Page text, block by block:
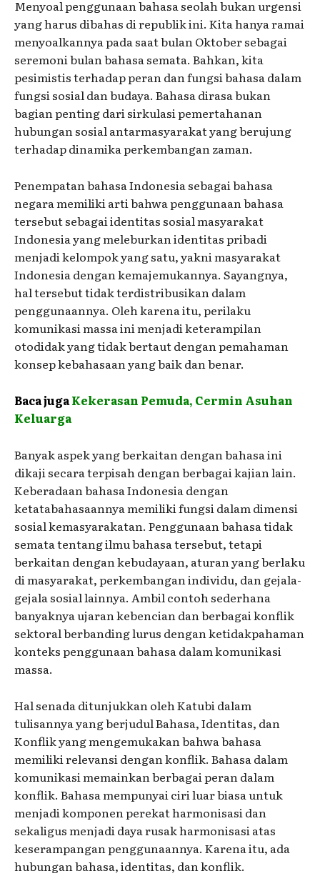
Menyoal penggunaan bahasa seolah bukan urgensi
yang harus dibahas di republik ini. Kita hanya ramai
menyoalkannya pada saat bulan Oktober sebagai
seremoni bulan bahasa semata. Bahkan, kita
pesimistis terhadap peran dan fungsi bahasa dalam
fungsi sosial dan budaya. Bahasa dirasa bukan
bagian penting dari sirkulasi pemertahanan
hubungan sosial antarmasyarakat yang berujung
terhadap dinamika perkembangan zaman.
Penempatan bahasa Indonesia sebagai bahasa
negara memiliki arti bahwa penggunaan bahasa
tersebut sebagai identitas sosial masyarakat
Indonesia yang meleburkan identitas pribadi
menjadi kelompok yang satu, yakni masyarakat
Indonesia dengan kemajemukannya. Sayangnya,
hal tersebut tidak terdistribusikan dalam
penggunaannya. Oleh karena itu, perilaku
komunikasi massa ini menjadi keterampilan
otodidak yang tidak bertaut dengan pemahaman
konsep kebahasaan yang baik dan benar.
Baca jugaKekerasan Pemuda, Cermin Asuhan
Keluarga
Banyak aspek yang berkaitan dengan bahasa ini
dikaji secara terpisah dengan berbagai kajian lain.
Keberadaan bahasa Indonesia dengan
ketatabahasaannya memiliki fungsi dalam dimensi
sosial kemasyarakatan. Penggunaan bahasa tidak
semata tentang ilmu bahasa tersebut, tetapi
berkaitan dengan kebudayaan, aturan yang berlaku
di masyarakat, perkembangan individu, dan gejala-
gejala sosial lainnya. Ambil contoh sederhana
banyaknya ujaran kebencian dan berbagai konflik
sektoral berbanding lurus dengan ketidakpahaman
konteks penggunaan bahasa dalam komunikasi
massa.
Hal senada ditunjukkan oleh Katubi dalam
tulisannya yang berjudul Bahasa, Identitas, dan
Konflik yang mengemukakan bahwa bahasa
memiliki relevansi dengan konflik. Bahasa dalam
komunikasi memainkan berbagai peran dalam
konflik. Bahasa mempunyai ciri luar biasa untuk
menjadi komponen perekat harmonisasi dan
sekaligus menjadi daya rusak harmonisasi atas
keserampangan penggunaannya. Karena itu, ada
hubungan bahasa, identitas, dan konflik.